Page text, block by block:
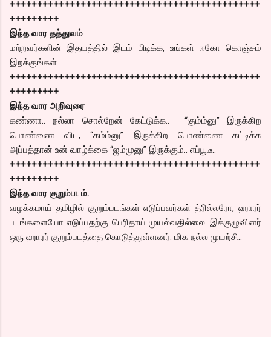
++++++++++++++++++++++++++++++++++++++++++++++
+++++++++
இந்த வார தத்துவம்
மற்றவர்களின் இதயத்தில் இடம் பிடிக்க, உங்கள் ஈகோ கொஞ்சம்
இறக்குங்கள்
++++++++++++++++++++++++++++++++++++++++++++++
+++++++++
இந்த வார அறிவுரை
கண்ணா.. நல்லா சொல்றேன் கேட்டுக்க.. “கும்ம்னு” இருக்கிற
பொண்ணை விட, “கம்ம்னு” இருக்கிற பொண்ணை கட்டிக்க
அப்பத்தான் உன் வாழ்க்கை “ஜம்முனு” இருக்கும்.. எப்பூடீ..
++++++++++++++++++++++++++++++++++++++++++++++
+++++++++
இந்த வார குறும்படம்.
வழக்கமாய் தமிழில் குறும்படங்கள் எடுப்பவர்கள் த்ரில்லரோ, ஹாரர்
படங்களையோ எடுப்பதற்கு பெரிதாய் முயல்வதில்லை. இக்குழுவினர்
ஒரு ஹாரர் குறும்படத்தை கொடுத்துள்ளனர். மிக நல்ல முயற்சி..